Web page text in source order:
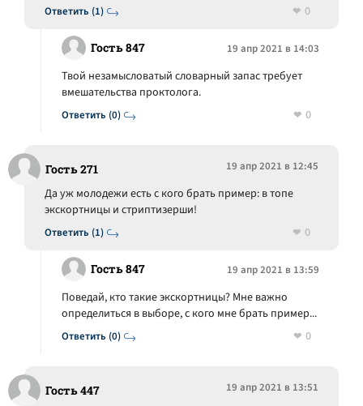
Ответить (1)
0
Гость 847 19 апр 2021 в 14:03
Ответить (0)
Твой незамысловатый словарный запас требует
вмешательства проктолога.
0
Гость 271 19 апр 2021 в 12:45
Ответить (1)
Да уж молодежи есть с кого брать пример: в топе
экскортницы и стриптизерши!
0
Гость 847 19 апр 2021 в 13:59
Ответить (0)
Поведай, кто такие экскортницы? Мне важно
определиться в выборе, с кого мне брать пример...
0
Гость 447 19 апр 2021 в 13:51